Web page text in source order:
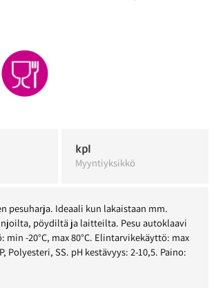
kpl
Myyntiyksikkö
pesuharja. Ideaali kun lakaistaan mm.
pöydiltä ja laitteilta. Pesu autoklaavi
min -20°C, max 80°C. Elintarvikekäyttö: max
Polyesteri, SS. pH kestävyys: 2-10,5. Paino: